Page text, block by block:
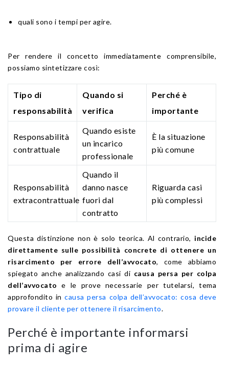
quali sono i tempi per agire.
Per rendere il concetto immediatamente comprensibile,
possiamo sintetizzare così:
Tipo di
responsabilità
Quando si
verifica
Perché è
importante
Responsabilità
contrattuale
Quando esiste
un incarico
professionale
È la situazione
più comune
Responsabilità
extracontrattuale
Quando il
danno nasce
fuori dal
contratto
Riguarda casi
più complessi
Questa distinzione non è solo teorica. Al contrario, incide
direttamente sulle possibilità concrete di ottenere un
risarcimento per errore dell’avvocato, come abbiamo
spiegato anche analizzando casi di causa persa per colpa
dell’avvocato e le prove necessarie per tutelarsi, tema
approfondito incausa persa colpa dell’avvocato: cosa deve
provare il cliente per ottenere il risarcimento.
Perché è importante informarsi
prima di agire